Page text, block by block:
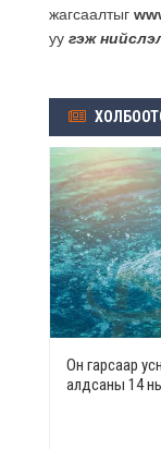
жагсаалтыг
уу гэж
Он гарсаар
алдсаны 14 нь